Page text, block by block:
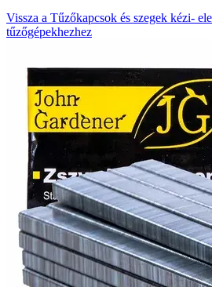
Vissza a Tűzőkapcsok és szegek kézi-
tűzőgépekhezhez